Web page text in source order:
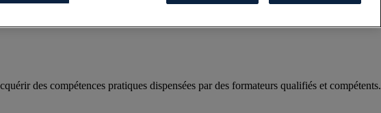
des compétences pratiques dispensées par des formateurs qualifiés et compétents.